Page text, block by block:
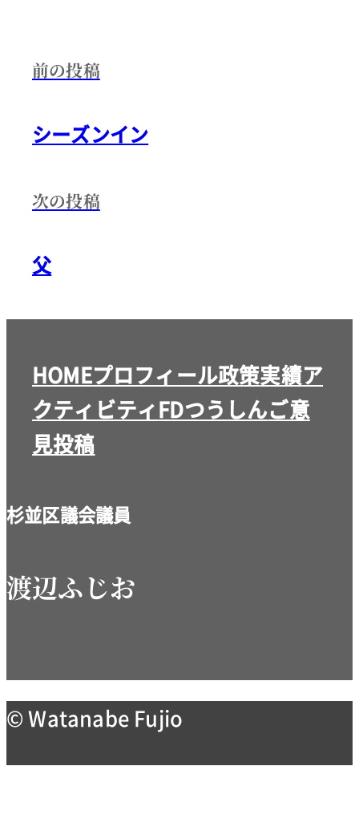
前の投稿
シーズンイン
次の投稿
父
HOMEプロフィール政策実績ア
クティビティFDつうしんご意
見投稿
杉並区議会議員
渡辺ふじお
© Watanabe Fujio